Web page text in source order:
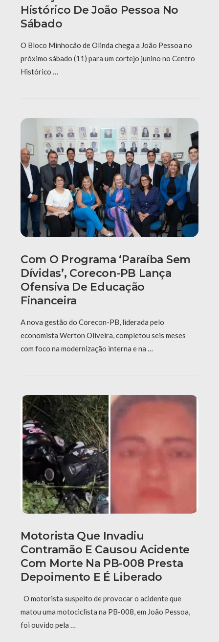
Histórico De João Pessoa No
Sábado
O Bloco Minhocão de Olinda chega a João Pessoa no
próximo sábado (11) para um cortejo junino no Centro
Histórico …
Com O Programa ‘Paraíba Sem
Dívidas’, Corecon-PB Lança
Ofensiva De Educação
Financeira
A nova gestão do Corecon-PB, liderada pelo
economista Werton Oliveira, completou seis meses
com foco na modernização interna e na …
Motorista Que Invadiu
Contramão E Causou Acidente
Com Morte Na PB-008 Presta
Depoimento E É Liberado
O motorista suspeito de provocar o acidente que
matou uma motociclista na PB-008, em João Pessoa,
foi ouvido pela …